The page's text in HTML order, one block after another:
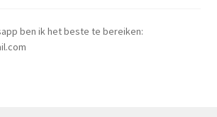
ben ik het beste te bereiken: